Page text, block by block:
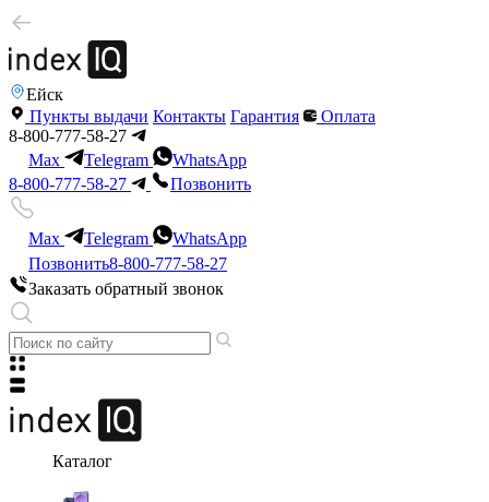
Ейск
Пункты выдачи Контакты Гарантия
Оплата
8-800-777-58-27
Max
Telegram
WhatsApp
8-800-777-58-27
Позвонить
Max Telegram
WhatsApp
Позвонить8-800-777-58-27
Заказать обратный звонок
Каталог